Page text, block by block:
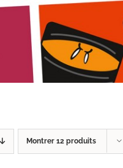
Montrer 12 produits